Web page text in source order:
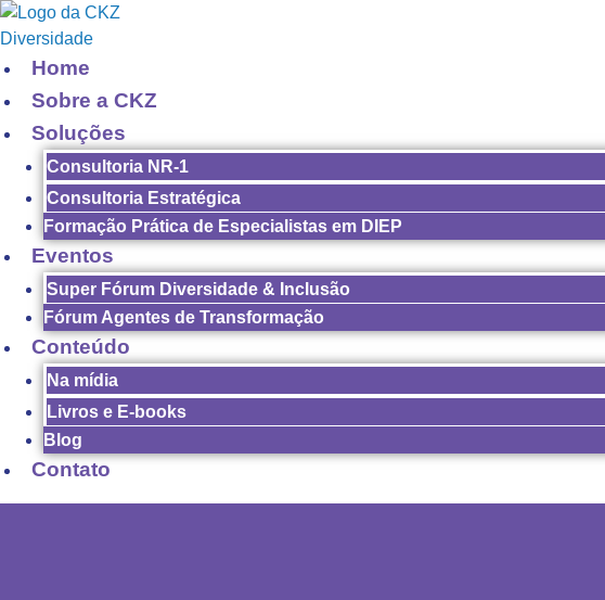
Home
Sobre a CKZ
Soluções
Consultoria NR-1
Consultoria Estratégica
Formação Prática de Especialistas em DIEP
Eventos
Super Fórum Diversidade & Inclusão
Fórum Agentes de Transformação
Conteúdo
Na mídia
Livros e E-books
Blog
Contato